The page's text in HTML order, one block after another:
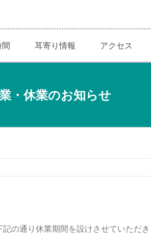
耳寄り情報 アクセス
・休業のお知らせ
記の通り休業期間を設けさせていただ